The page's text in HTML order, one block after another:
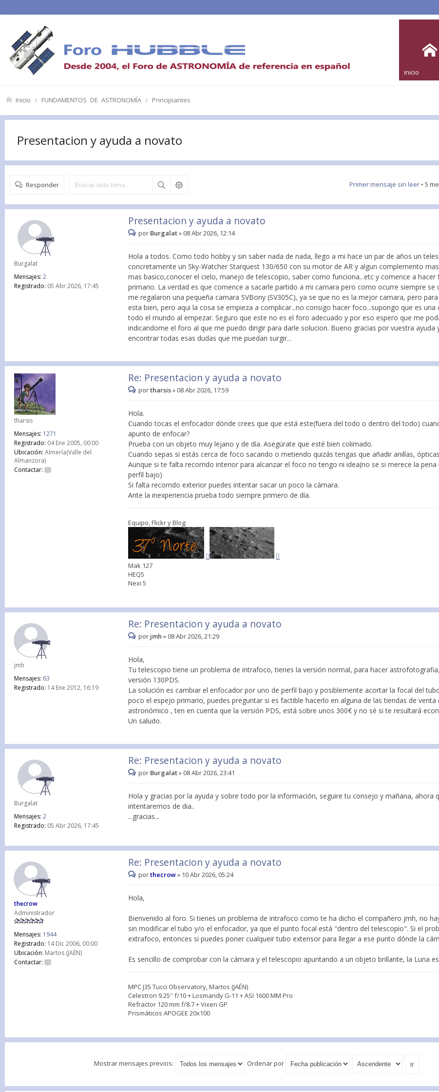
inicio
Inicio FUNDAMENTOS DE ASTRONOMÍA Principiantes
Presentacion y ayuda a novato
Responder Primer mensaje sin leer • 5
Burgalat
Mensajes: 2
Registrado: 05 Abr 2026, 17:45
Presentacion y ayuda a novato
por Burgalat»08 Abr 2026, 12:14
Hola a todos. Como todo hobby y sin saber nada de nada, llego a mi hace un par de años un
concretamente un Sky-Watcher Starquest 130/650 con su motor de AR y algun complemento
mas basico,conocer el cielo, manejo de telescopio, saber como funciona...etc y comence a
primario. La verdad es que comence a sacarle partido a mi camara pero como ocurre siempre se
me regalaron una pequeña camara SVBony (SV305C), ya se que no es la mejor camara, pero
esta bien, pero aqui la cosa se empieza a complicar...no consigo hacer foco...supongo que es una
todo el mundo al empezar. Seguro que este no es el foro adecuado y por eso espero que me
indicandome el foro al que me puedo dirigir para darle solucion. Bueno gracias por vuestra ayuda
encontrar todas esas dudas que me puedan surgir...
tharsis
Mensajes: 1271
Registrado: 04 Ene 2005, 00:00
Ubicación: Almería(Valle del
Almanzora)
Contactar:
Re: Presentacion y ayuda a novato
portharsis»08 Abr 2026, 17:59
Hola.
Cuando tocas el enfocador dónde crees que que está este(fuera del todo o dentro del todo)
apunto de enfocar?
Prueba con un objeto muy lejano y de día. Asegúrate que esté bien colimado.
Cuando sepas si estás cerca de foco sacando o metiendo quizás tengas que añadir anillas,
Aunque si te falta recorrido interior para alcanzar el foco no tengo ni idea(no se si merece la
perfil bajo)
Si falta recorrido exterior puedes intentar sacar un poco la cámara.
Ante la inexperiencia prueba todo siempre primero de día.
Equipo, Flickr y Blog:
Mak 127
HEQ5
Nexi 5
jmh
Mensajes: 63
Registrado: 14 Ene 2012, 16:19
Re: Presentacion y ayuda a novato
por jmh »08 Abr 2026, 21:29
Hola,
Tu telescopio tiene un problema de intrafoco, tienes la versión normal, para hacer
versión 130PDS.
La solución es cambiar el enfocador por uno de perfil bajo y posiblemente acortar la focal del
poco el espejo primario, puedes preguntar si es factible hacerlo en alguna de las tiendas de venta
astronómico , ten en cuenta que la versión PDS, está sobre unos 300€ y no sé si te resultará
Un saludo.
Burgalat
Mensajes: 2
Registrado: 05 Abr 2026, 17:45
Re: Presentacion y ayuda a novato
por Burgalat»08 Abr 2026, 23:41
Hola y gracias por la ayuda y sobre todo por la información, seguire tu consejo y mañana, ahora
intentaremos de dia..
...gracias...
thecrow
Administrador
Mensajes: 1944
Registrado: 14 Dic 2006, 00:00
Ubicación: Martos (JAÉN)
Contactar:
Re: Presentacion y ayuda a novato
porthecrow» 10 Abr 2026, 05:24
Hola,
Bienvenido al foro. Si tienes un problema de intrafoco como te ha dicho el compañero jmh, no
sin modificar el tubo y/o el enfocador, ya que el punto focal está "dentro del telescopio". Si el
extrafoco, entonces si puedes poner cualqueir tubo extensor para llegar a ese punto dónde la
Es sencillo de comprobar con la cámara y el telescopio apuntando a un objeto brillante, la Luna
MPC J35 Tucci Observatory, Martos (JAÉN)
Celestron 9.25'' f/10 + Losmandy G-11 + ASI 1600 MM Pro
Refractor 120 mm f/8.7 + Vixen GP
Prismáticos APOGEE 20x100
Mostrar mensajes previos: Ordenar por